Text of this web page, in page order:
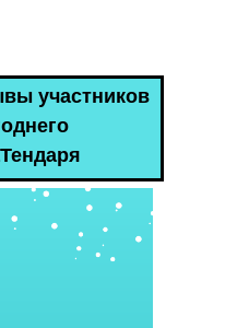
участников